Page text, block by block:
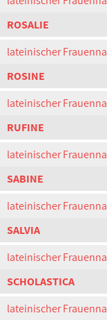
ROSALIE
lateinischer
ROSINE
lateinischer
RUFINE
lateinischer
SABINE
lateinischer
SALVIA
lateinischer
SCHOLASTICA
lateinischer